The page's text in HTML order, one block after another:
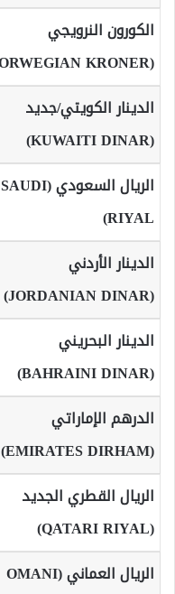
الكورون النرويجي
(NORWEGIAN KRONER)
الدينار الكويتي/جديد
(KUWAITI DINAR)
الريال السعودي (SAUDI
RIYAL)
الدينار الأردني
(JORDANIAN DINAR)
الدينار البحريني
(BAHRAINI DINAR)
الدرهم الإماراتي
(EMIRATES DIRHAM)
الريال القطري الجديد
(QATARI RIYAL)
الريال العماني (OMANI